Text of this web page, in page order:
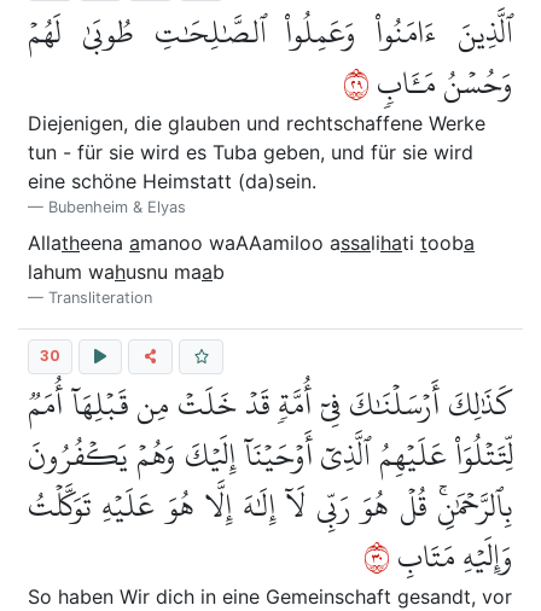
ٱلَّذِينَ ءَامَنُواْ وَعَمِلُواْ ٱلصَّٰلِحَٰتِ طُوبَىٰ لَهُمۡ
وَحُسۡنُ مَـَٔابٖ٩٢
Diejenigen, die glauben und rechtschaffene Werke
tun - für sie wird es Tuba geben, und für sie wird
eine schöne Heimstatt (da)sein.
Bubenheim & Elyas
Allatheena amanoo waAAamiloo assalihati tooba
lahum wahusnu maab
Transliteration
30
كَذَٰلِكَ أَرۡسَلۡنَٰكَ فِيٓ أُمَّةٖ قَدۡ خَلَتۡ مِن قَبۡلِهَآ أُمَمٞ
لِّتَتۡلُوَاْ عَلَيۡهِمُ ٱلَّذِيٓ أَوۡحَيۡنَآ إِلَيۡكَ وَهُمۡ يَكۡفُرُونَ
بِٱلرَّحۡمَٰنِۚ قُلۡ هُوَ رَبِّي لَآ إِلَٰهَ إِلَّا هُوَ عَلَيۡهِ تَوَكَّلۡتُ
وَإِلَيۡهِ مَتَابِ٠٣
So haben Wir dich in eine Gemeinschaft gesandt, vor